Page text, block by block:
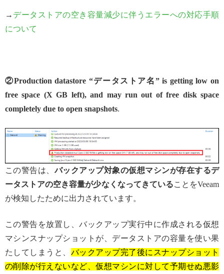
→ データストアの空き容量減少に伴うエラーへの対応手順
について
②Production datastore “データストア名” is getting low on
free space (X GB left), and may run out of free disk space
completely due to open snapshots.
この警告は、バックアップ対象の仮想マシンが存在するデ
ータストアの空き容量が少なくなってきていることをVeeam
が検知したために出力されています。
この警告を放置し、バックアップ実行中に作成される仮想
マシンスナップショットが、データストアの容量を使い果
たしてしまうと、 バックアップ完了後にスナップショット
の削除が行えないなど、仮想マシンに対して予期せぬ悪影